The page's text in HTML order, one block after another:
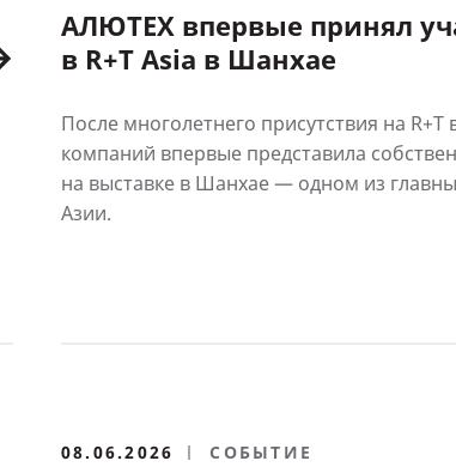
АЛЮТЕХ впервые принял
в R+T Asia в Шанхае
После многолетнего присутствия на R+T
компаний впервые представила
на выставке в Шанхае — одном из
Азии.
08.06.2026 СОБЫТИЕ